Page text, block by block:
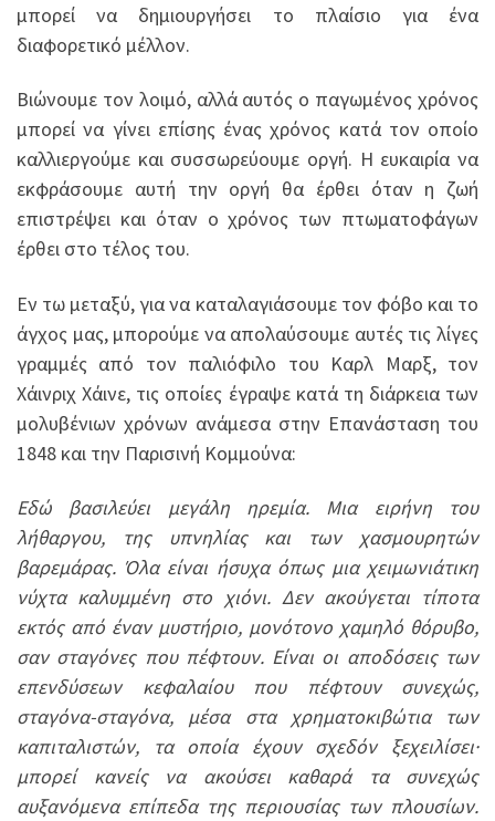
μπορεί να δημιουργήσει το πλαίσιο για ένα
διαφορετικό μέλλον.
Βιώνουμε τον λοιμό, αλλά αυτός ο παγωμένος χρόνος
μπορεί να γίνει επίσης ένας χρόνος κατά τον οποίο
καλλιεργούμε και συσσωρεύουμε οργή. Η ευκαιρία να
εκφράσουμε αυτή την οργή θα έρθει όταν η ζωή
επιστρέψει και όταν ο χρόνος των πτωματοφάγων
έρθει στο τέλος του.
Εν τω μεταξύ, για να καταλαγιάσουμε τον φόβο και το
άγχος μας, μπορούμε να απολαύσουμε αυτές τις λίγες
γραμμές από τον παλιόφιλο του Καρλ Μαρξ, τον
Χάινριχ Χάινε, τις οποίες έγραψε κατά τη διάρκεια των
μολυβένιων χρόνων ανάμεσα στην Επανάσταση του
1848 και την Παρισινή Κομμούνα:
Εδώ βασιλεύει μεγάλη ηρεμία. Μια ειρήνη του
λήθαργου, της υπνηλίας και των χασμουρητών
βαρεμάρας. Όλα είναι ήσυχα όπως μια χειμωνιάτικη
νύχτα καλυμμένη στο χιόνι. Δεν ακούγεται τίποτα
εκτός από έναν μυστήριο, μονότονο χαμηλό θόρυβο,
σαν σταγόνες που πέφτουν. Είναι οι αποδόσεις των
επενδύσεων κεφαλαίου που πέφτουν συνεχώς,
σταγόνα-σταγόνα, μέσα στα χρηματοκιβώτια των
καπιταλιστών, τα οποία έχουν σχεδόν ξεχειλίσει·
μπορεί κανείς να ακούσει καθαρά τα συνεχώς
αυξανόμενα επίπεδα της περιουσίας των πλουσίων.